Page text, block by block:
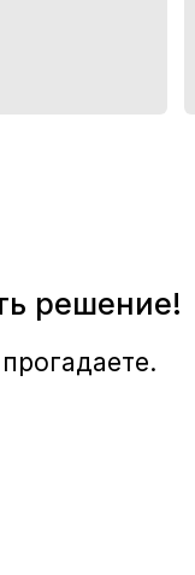
решение!